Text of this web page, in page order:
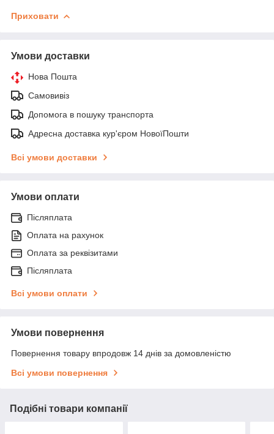
Приховати
Умови доставки
Нова Пошта
Самовивіз
Допомога в пошуку транспорта
Адресна доставка кур'єром НовоїПошти
Всі умови доставки
Умови оплати
Післяплата
Оплата на рахунок
Оплата за реквізитами
Післяплата
Всі умови оплати
Умови повернення
Повернення товару впродовж 14 днів за домовленістю
Всі умови повернення
Подібні товари компанії